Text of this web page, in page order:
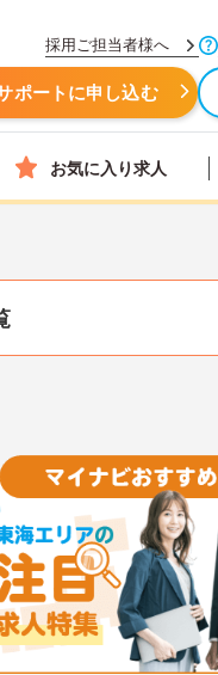
採用ご担当者様へ
ポートに申し込む
お気に入り求人